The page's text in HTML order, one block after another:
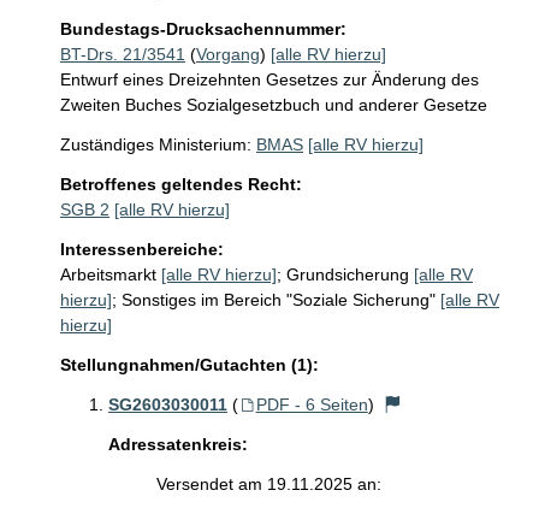
Bundestags-Drucksachennummer:
BT-Drs. 21/3541 (Vorgang) [alle RV hierzu]
Entwurf eines Dreizehnten Gesetzes zur Änderung des
Zweiten Buches Sozialgesetzbuch und anderer Gesetze
Zuständiges Ministerium: BMAS [alle RV hierzu]
Betroffenes geltendes Recht:
SGB 2 [alle RV hierzu]
Interessenbereiche:
Arbeitsmarkt [alle RV hierzu]; Grundsicherung [alle RV
hierzu]; Sonstiges im Bereich "Soziale Sicherung" [alle RV
hierzu]
Stellungnahmen/Gutachten (1):
SG2603030011 ( PDF - 6 Seiten)
Adressatenkreis:
Versendet am 19.11.2025 an: